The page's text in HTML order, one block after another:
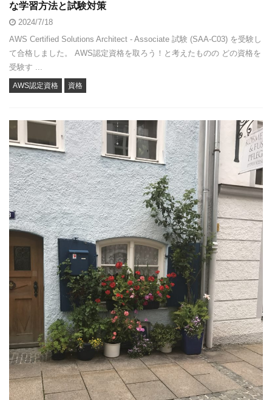
な学習方法と試験対策
2024/7/18
AWS Certified Solutions Architect - Associate 試験 (SAA-C03) を受験し
て合格しました。 AWS認定資格を取ろう！と考えたものの どの資格を
受験す ...
AWS認定資格 資格